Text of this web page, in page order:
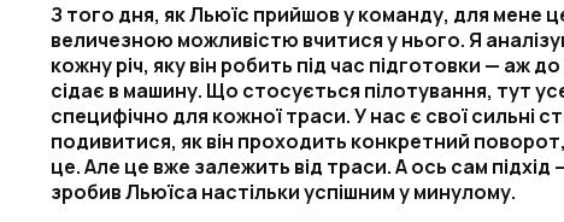
З того дня, як Льюїс прийшов у команду, для мене
величезною можливістю вчитися у нього. Я
кожну річ, яку він робить під час підготовки — аж
сідає в машину. Що стосується пілотування, тут
специфічно для кожної траси. У нас є свої сильні
подивитися, як він проходить конкретний
це. Але це вже залежить від траси. А ось сам підхід
зробив Льюїса настільки успішним у минулому.